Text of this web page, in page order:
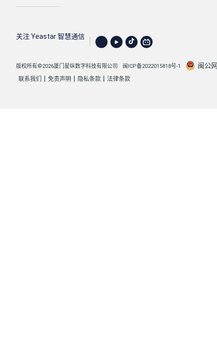
关注 Yeastar 智慧通信
版权所有©2026厦门星纵数字科技有限公司 闽ICP备2022015818号-1 闽公
联系我们 免责声明 隐私条款 法律条款